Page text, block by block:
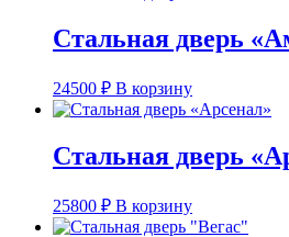
Стальная дверь
24500 ₽ В корзину
Стальная дверь
25800 ₽ В корзину